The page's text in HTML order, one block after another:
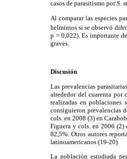
casos de parasitismo porS.
Al comparar las especies
helmintos si se observó
p = 0,022). Es importante
graves.
Discusión
Las prevalencias
alrededor del cuarenta por
realizadas en
consiguieron prevalencias
cols. en 2008 (3) en
Figuera y cols. en 2006 (2)
82,5%. Otros autores
latinoamericanos (19-20).
La población estudiada